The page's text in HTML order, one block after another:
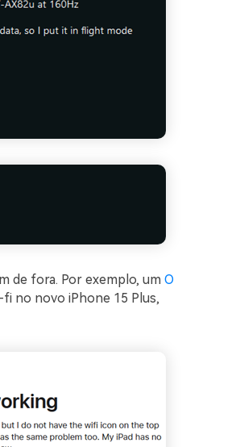
de fora. Por exemplo, um O
no novo iPhone 15 Plus,